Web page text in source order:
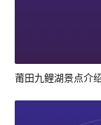
莆田九鲤湖景点介